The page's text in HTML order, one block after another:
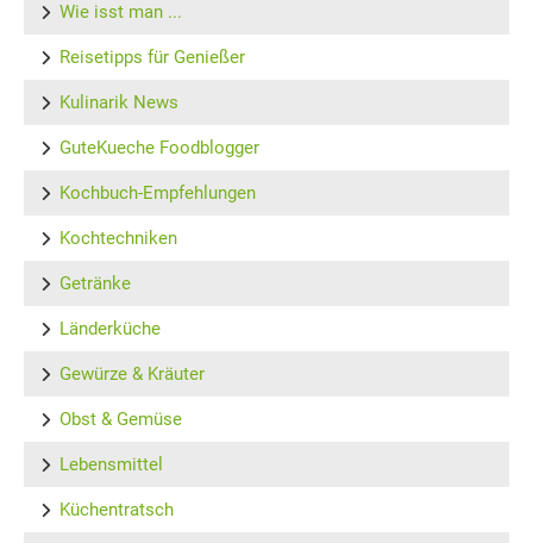
Wie isst man ...
Reisetipps für Genießer
Kulinarik News
GuteKueche Foodblogger
Kochbuch-Empfehlungen
Kochtechniken
Getränke
Länderküche
Gewürze & Kräuter
Obst & Gemüse
Lebensmittel
Küchentratsch